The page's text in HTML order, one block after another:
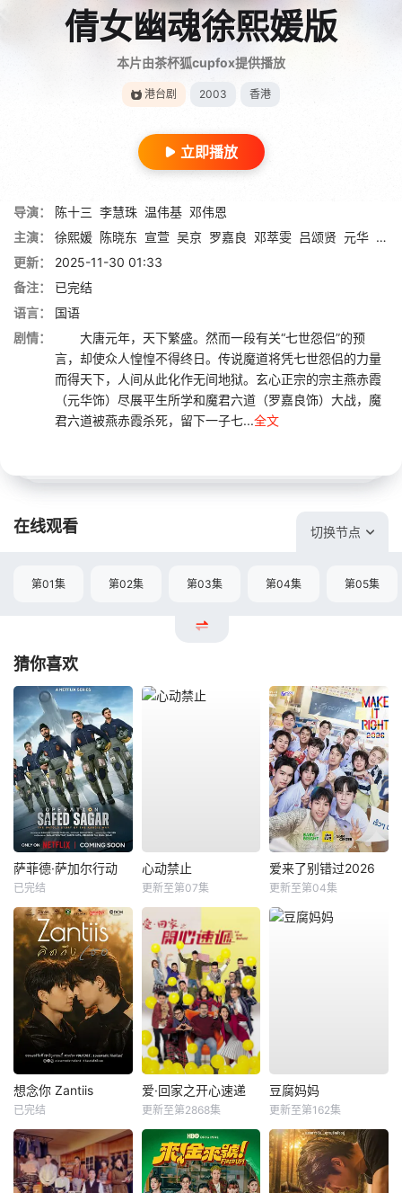
倩女幽魂徐熙媛版
本片由茶杯狐cupfox提供播放
港台剧 2003 香港
立即播放
导演： 陈十三 李慧珠 温伟基 邓伟恩
主演：
徐熙媛 陈晓东 宣萱 吴京 罗嘉良 邓萃雯 吕颂贤 元华 麦
更新：
2025-11-30 01:33
备注：
已完结
语言：
国语
剧情：
大唐元年，天下繁盛。然而一段有关“七世怨侣”的预
言，却使众人惶惶不得终日。传说魔道将凭七世怨侣的力量
而得天下，人间从此化作无间地狱。玄心正宗的宗主燕赤霞
（元华饰）尽展平生所学和魔君六道（罗嘉良饰）大战，魔
君六道被燕赤霞杀死，留下一子七...全文
在线观看 切换节点
第01集 第02集 第03集 第04集 第05集
猜你喜欢
萨菲德·萨加尔行动
已完结
心动禁止
更新至第07集
爱来了别错过2026
更新至第04集
想念你 Zantiis
已完结
爱·回家之开心速递
更新至第2868集
豆腐妈妈
更新至第162集